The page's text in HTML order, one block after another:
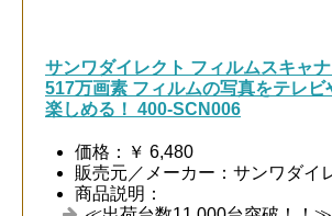
サンワダイレクト フィルムスキャ
517万画素 フィルムの写真をテレビ
楽しめる！ 400-SCN006
価格：￥ 6,480
販売元／メーカー：サンワダイ
商品説明：